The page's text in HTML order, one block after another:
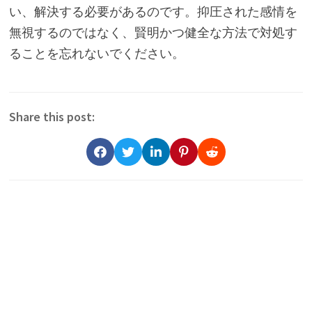
い、解決する必要があるのです。抑圧された感情を
無視するのではなく、賢明かつ健全な方法で対処す
ることを忘れないでください。
Share this post: